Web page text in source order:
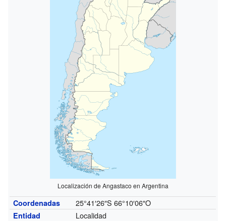
Localización de Angastaco en Argentina
Coordenadas 25°41′26″S 66°10′06″O
Entidad
Localidad